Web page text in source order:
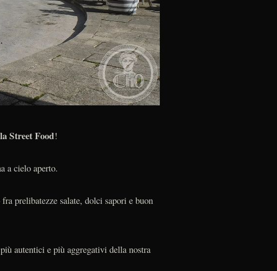
Street Food!
a cielo aperto.
prelibatezze salate, dolci sapori e buon
autentici e più aggregativi della nostra